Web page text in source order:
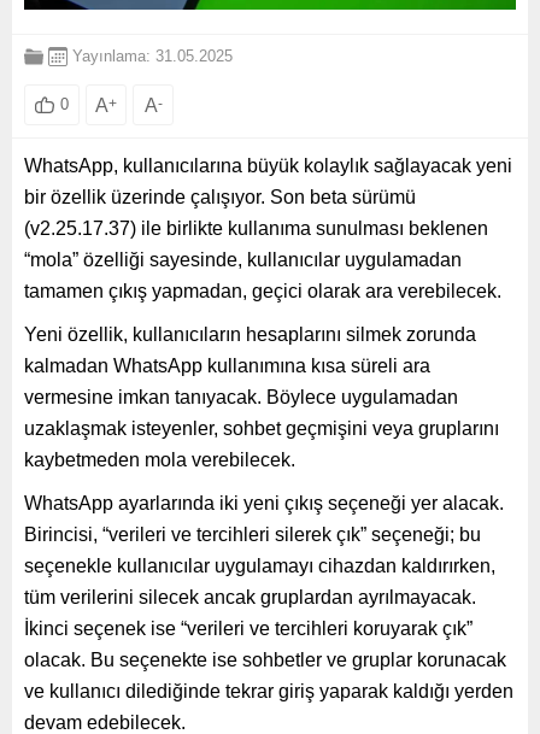
Yayınlama: 31.05.2025
0 A+ A-
WhatsApp, kullanıcılarına büyük kolaylık sağlayacak yeni
bir özellik üzerinde çalışıyor. Son beta sürümü
(v2.25.17.37) ile birlikte kullanıma sunulması beklenen
“mola” özelliği sayesinde, kullanıcılar uygulamadan
tamamen çıkış yapmadan, geçici olarak ara verebilecek.
Yeni özellik, kullanıcıların hesaplarını silmek zorunda
kalmadan WhatsApp kullanımına kısa süreli ara
vermesine imkan tanıyacak. Böylece uygulamadan
uzaklaşmak isteyenler, sohbet geçmişini veya gruplarını
kaybetmeden mola verebilecek.
WhatsApp ayarlarında iki yeni çıkış seçeneği yer alacak.
Birincisi, “verileri ve tercihleri silerek çık” seçeneği; bu
seçenekle kullanıcılar uygulamayı cihazdan kaldırırken,
tüm verilerini silecek ancak gruplardan ayrılmayacak.
İkinci seçenek ise “verileri ve tercihleri koruyarak çık”
olacak. Bu seçenekte ise sohbetler ve gruplar korunacak
ve kullanıcı dilediğinde tekrar giriş yaparak kaldığı yerden
devam edebilecek.